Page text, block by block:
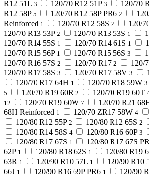
R12 51L 3 120/70 R12 51P 3 120/70
R12 58P 5 120/70 R12 58P PR6 2
Reinforced 1 120/70 R12 58S 2 120/
120/70 R13 53P 2 120/70 R13 53S 1
120/70 R14 55S 1 120/70 R14 61S 1
120/70 R15 56P 1 120/70 R15 56S 3
120/70 R16 57S 2 120/70 R17 2 120/
120/70 R17 58S 3 120/70 R17 58V 3
120/70 R17 64H 1 120/70 R18 59W 3
5 120/70 R19 60R 2 120/70 R19 60T
12 120/70 R19 60W 7 120/70 R21
68H Reinforced 1 120/70 ZR17 58W 4
120/80 R12 55P 2 120/80 R12 65S 2
120/80 R14 58S 4 120/80 R16 60P 3
120/80 R17 67S 1 120/80 R17 67S
62P 1 120/80 R18 62S 1 120/80 R19
63R 1 120/90 R10 57L 1 120/90 R10
66J 1 120/90 R16 69P PR6 1 120/90